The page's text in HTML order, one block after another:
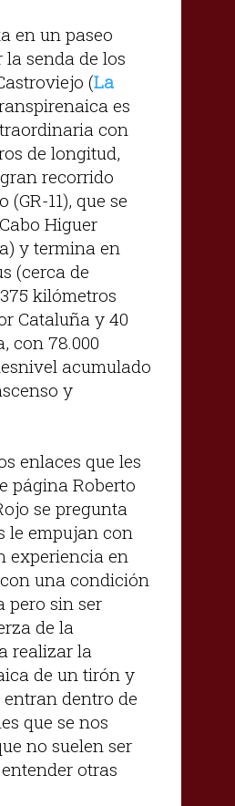
en un paseo
senda de los
(La
es
con
de longitud,
recorrido
11), que se
Higuer
y termina en
(cerca de
kilómetros
Cataluña y 40
con 78.000
acumulado
y
enlaces que les
página Roberto
se pregunta
le empujan con
experiencia en
una condición
pero sin ser
de la
realizar la
de un tirón y
dentro de
que se nos
no suelen ser
otras